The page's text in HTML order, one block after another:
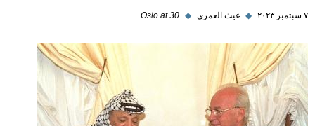
٧ سبتمبر ٢٠٢٣ ◆ غيث العمري ◆
Oslo at 30